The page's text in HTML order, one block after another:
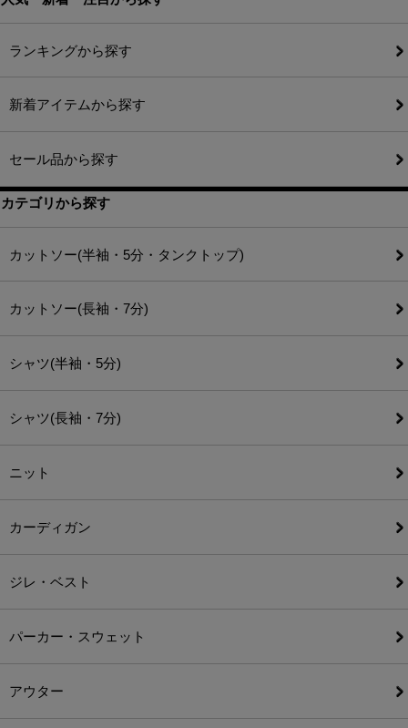
ランキングから探す
新着アイテムから探す
セール品から探す
カテゴリから探す
カットソー(半袖・5分・タンクトップ)
カットソー(長袖・7分)
シャツ(半袖・5分)
シャツ(長袖・7分)
ニット
カーディガン
ジレ・ベスト
パーカー・スウェット
アウター